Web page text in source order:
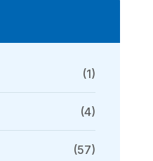
(1)
(4)
(57)